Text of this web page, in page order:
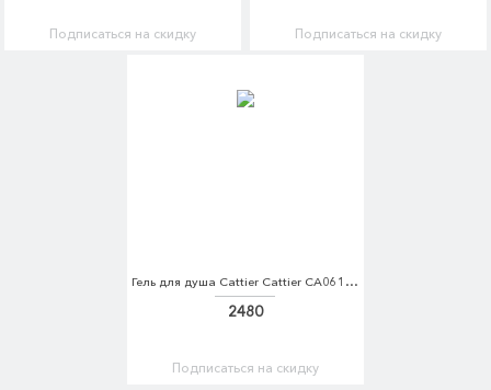
Подписаться на скидку Подписаться на скидку
Гель для душа Cattier Cattier CA061LUKJK26
2480
Подписаться на скидку